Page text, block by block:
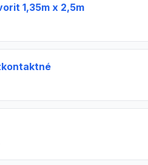
1,35m x 2,5m